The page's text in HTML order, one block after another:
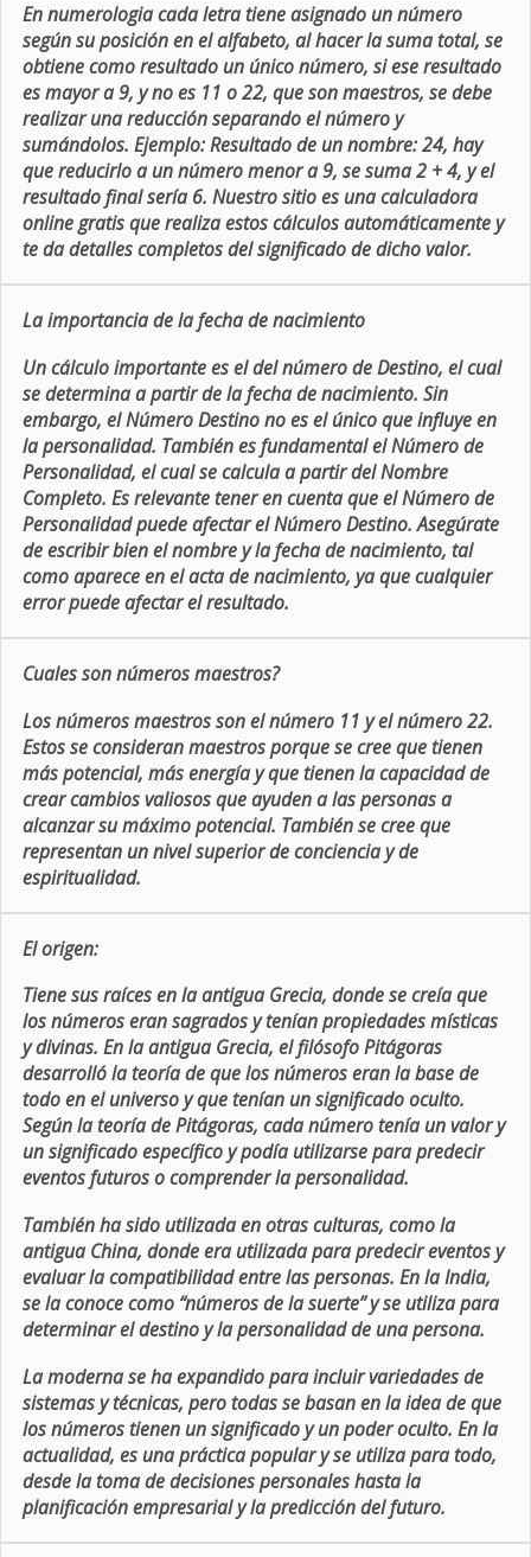
En numerologia cada letra tiene asignado un número
según su posición en el alfabeto, al hacer la suma total, se
obtiene como resultado un único número, si ese resultado
es mayor a 9, y no es 11 o 22, que son maestros, se debe
realizar una reducción separando el número y
sumándolos. Ejemplo: Resultado de un nombre: 24, hay
que reducirlo a un número menor a 9, se suma 2 + 4, y el
resultado final sería 6. Nuestro sitio es una calculadora
online gratis que realiza estos cálculos automáticamente y
te da detalles completos del significado de dicho valor.
La importancia de la fecha de nacimiento
Un cálculo importante es el del número de Destino, el cual
se determina a partir de la fecha de nacimiento. Sin
embargo, el Número Destino no es el único que influye en
la personalidad. También es fundamental el Número de
Personalidad, el cual se calcula a partir del Nombre
Completo. Es relevante tener en cuenta que el Número de
Personalidad puede afectar el Número Destino. Asegúrate
de escribir bien el nombre y la fecha de nacimiento, tal
como aparece en el acta de nacimiento, ya que cualquier
error puede afectar el resultado.
Cuales son números maestros?
Los números maestros son el número 11 y el número 22.
Estos se consideran maestros porque se cree que tienen
más potencial, más energía y que tienen la capacidad de
crear cambios valiosos que ayuden a las personas a
alcanzar su máximo potencial. También se cree que
representan un nivel superior de conciencia y de
espiritualidad.
El origen:
Tiene sus raíces en la antigua Grecia, donde se creía que
los números eran sagrados y tenían propiedades místicas
y divinas. En la antigua Grecia, el filósofo Pitágoras
desarrolló la teoría de que los números eran la base de
todo en el universo y que tenían un significado oculto.
Según la teoría de Pitágoras, cada número tenía un valor y
un significado específico y podía utilizarse para predecir
eventos futuros o comprender la personalidad.
También ha sido utilizada en otras culturas, como la
antigua China, donde era utilizada para predecir eventos y
evaluar la compatibilidad entre las personas. En la India,
se la conoce como “números de la suerte” y se utiliza para
determinar el destino y la personalidad de una persona.
La moderna se ha expandido para incluir variedades de
sistemas y técnicas, pero todas se basan en la idea de que
los números tienen un significado y un poder oculto. En la
actualidad, es una práctica popular y se utiliza para todo,
desde la toma de decisiones personales hasta la
planificación empresarial y la predicción del futuro.